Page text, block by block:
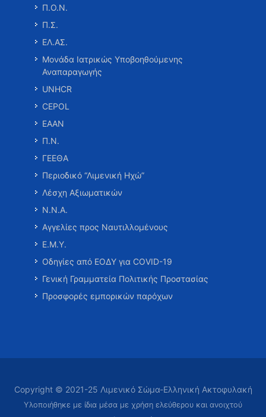
Π.Ο.Ν.
Π.Σ.
ΕΛ.ΑΣ.
Μονάδα Ιατρικώς Υποβοηθούμενης
Αναπαραγωγής
UNHCR
CEPOL
ΕΑΑΝ
Π.Ν.
ΓΕΕΘΑ
Περιοδικό “Λιμενική Ηχώ”
Λέσχη Αξιωματικών
Ν.Ν.Α.
Αγγελίες προς Ναυτιλλομένους
Ε.Μ.Υ.
Οδηγίες από ΕΟΔΥ για COVID-19
Γενική Γραμματεία Πολιτικής Προστασίας
Προσφορές εμπορικών παρόχων
Copyright © 2021-25 Λιμενικό Σώμα-Ελληνική Ακτοφυλακή
Υλοποιήθηκε με ίδια μέσα με χρήση ελεύθερου και ανοιχτού